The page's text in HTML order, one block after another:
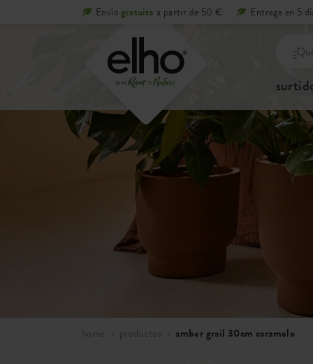
Envíogratuito a partir de 50 € Entrega en 5
home productos amber grail 30cm caramelo